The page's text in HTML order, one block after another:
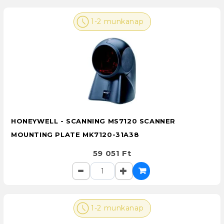
1-2 munkanap
HONEYWELL - SCANNING MS7120 SCANNER
MOUNTING PLATE MK7120-31A38
59 051 Ft
1-2 munkanap